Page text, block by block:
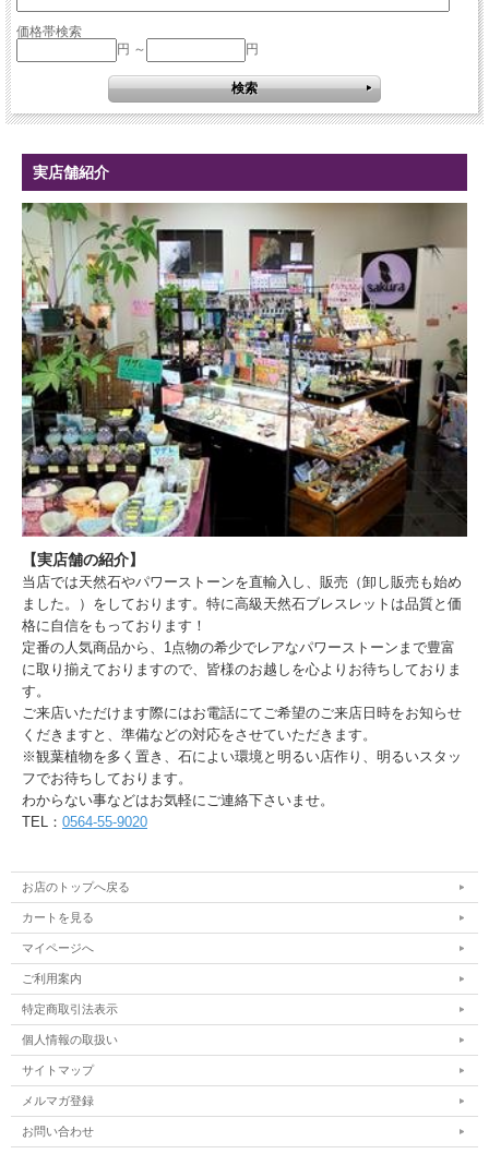
価格帯検索
円 ～
円
実店舗紹介
【実店舗の紹介】
当店では天然石やパワーストーンを直輸入し、販売（卸し販売も始め
ました。）をしております。特に高級天然石ブレスレットは品質と価
格に自信をもっております！
定番の人気商品から、1点物の希少でレアなパワーストーンまで豊富
に取り揃えておりますので、皆様のお越しを心よりお待ちしておりま
す。
ご来店いただけます際にはお電話にてご希望のご来店日時をお知らせ
くだきますと、準備などの対応をさせていただきます。
※観葉植物を多く置き、石によい環境と明るい店作り、明るいスタッ
フでお待ちしております。
わからない事などはお気軽にご連絡下さいませ。
TEL： 0564-55-9020
お店のトップへ戻る
カートを見る
マイページへ
ご利用案内
特定商取引法表示
個人情報の取扱い
サイトマップ
メルマガ登録
お問い合わせ